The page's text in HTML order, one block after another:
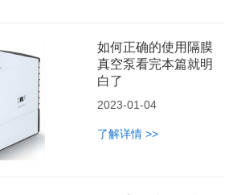
如何正确的使用隔膜
真空泵看完本篇就明
白了
2023-01-04
了解详情 >>